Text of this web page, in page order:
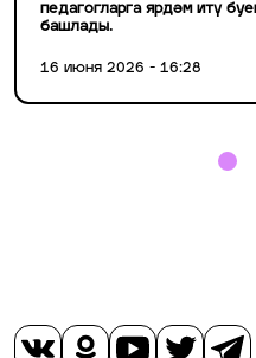
педагогларга ярдәм итү
башлады.
16 июня 2026 - 16:28